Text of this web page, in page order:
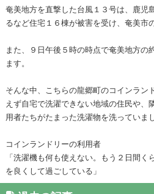
奄美地方を直撃した台風１３号は、鹿児
るなど住宅１６棟が被害を受け、奄美市
また、９日午後５時の時点で奄美地方の
ます。
そんな中、こちらの龍郷町のコインラン
えず自宅で洗濯できない地域の住民や、
用者たちがたまった洗濯物を洗っていまし
コインランドリーの利用者
「洗濯機も何も使えない。もう２日間
を良くして過ごしている」